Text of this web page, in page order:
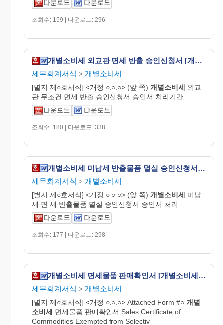
조회수: 159 | 다운로드: 296
개별소비세 외교관 면세 반출 승인신청서 [개별소비세법 시행규칙 서식11]
세무회계서식 > 개별소비세
[별지 제○호서식] <개정 ○.○.○> (앞 쪽) 개별소비세 외교
관 무조건 면세 반출 승인신청서 승인서 처리기간
조회수: 180 | 다운로드: 338
개별소비세 미납세 반출물품 멸실 승인신청서 [개별소비세법 시행규칙 서식14]
세무회계서식 > 개별소비세
[별지 제○호서식] <개정 ○.○.○> (앞 쪽) 개별소비세 미납
세 면 세 반출물품 멸실 승인신청서 승인서 처리
조회수: 177 | 다운로드: 298
개별소비세 면세물품 판매확인서 [개별소비세법 시행규칙 서식21]
세무회계서식 > 개별소비세
[별지 제○호서식] <개정 ○.○.○> Attached Form #○ 개별
소비세 면세물품 판매확인서 Sales Certificate of
Commodities Exempted from Selectiv